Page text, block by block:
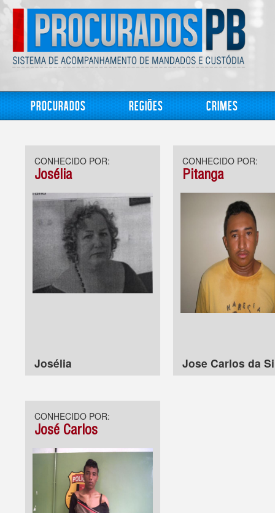
Procurados Regiões Crimes
CONHECIDO POR:
Josélia
Josélia
CONHECIDO POR:
Pitanga
Jose Carlos da
CONHECIDO POR:
José Carlos